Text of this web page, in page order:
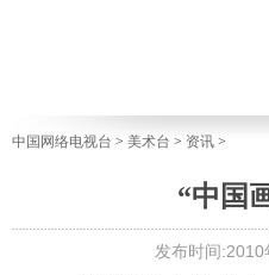
中国网络电视台 > 美术台 > 资讯 >
“中国
发布时间